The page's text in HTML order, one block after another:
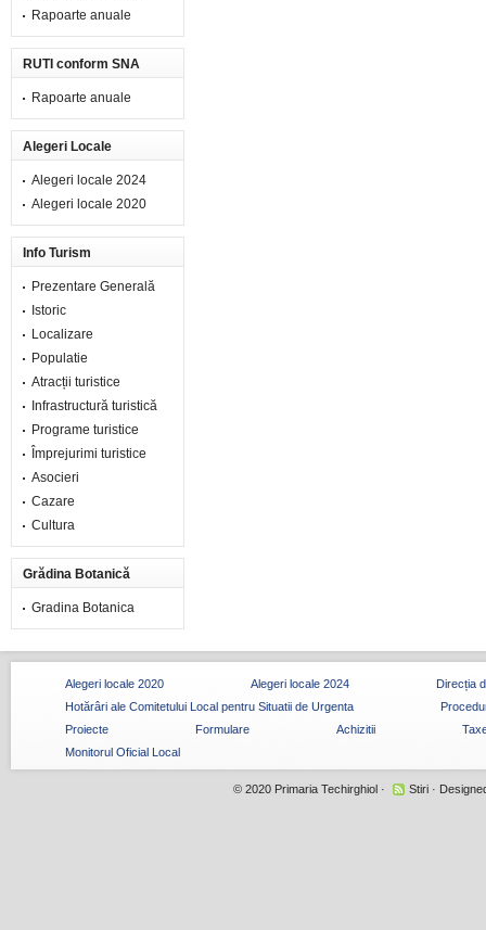
Rapoarte anuale
RUTI conform SNA
Rapoarte anuale
Alegeri Locale
Alegeri locale 2024
Alegeri locale 2020
Info Turism
Prezentare Generală
Istoric
Localizare
Populatie
Atracții turistice
Infrastructură turistică
Programe turistice
Împrejurimi turistice
Asocieri
Cazare
Cultura
Grădina Botanică
Gradina Botanica
Alegeri locale 2020 Alegeri locale 2024
Direcția
Hotărâri ale Comitetului Local pentru Situatii de Urgenta
Proiecte
Formulare Achizitii
Monitorul Oficial Local
© 2020 Primaria Techirghiol· Stiri·